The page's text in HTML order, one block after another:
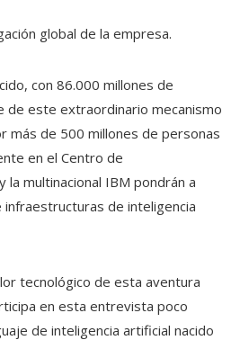
global de la empresa.
con 86.000 millones de
de este extraordinario mecanismo
más de 500 millones de personas
en el Centro de
la multinacional IBM pondrán a
de inteligencia
tecnológico de esta aventura
en esta entrevista poco
de inteligencia artificial nacido